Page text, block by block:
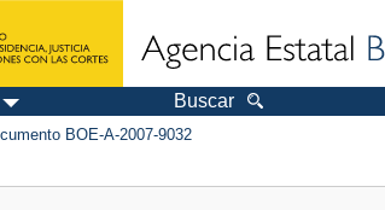
Buscar
BOE-A-2007-9032